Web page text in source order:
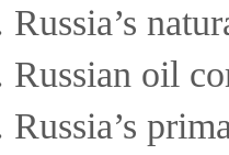
Russian oil
Russia’s